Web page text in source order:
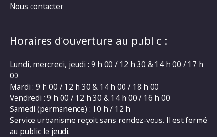
Nous contacter
Horaires d’ouverture au public :
Lundi, mercredi, jeudi : 9 h 00 / 12 h 30 & 14 h 00 / 17 h
00
Mardi : 9 h 00 / 12 h 30 & 14 h 00 / 18 h 00
Vendredi : 9 h 00 / 12 h 30 & 14 h 00 / 16 h 00
Samedi (permanence) : 10 h / 12 h
Service urbanisme reçoit sans rendez-vous. Il est fermé
au public le jeudi.